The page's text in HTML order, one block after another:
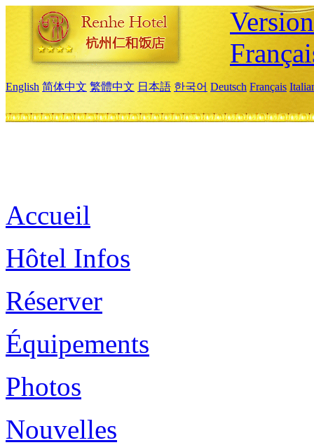
English 简体中文 繁體中文 日本語 한국어 Deutsch Français
Accueil
Hôtel Infos
Réserver
Équipements
Photos
Nouvelles